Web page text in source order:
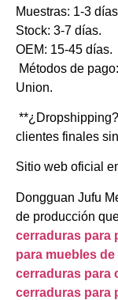
Muestras: 1-3
Stock: 3-7 días.
OEM: 15-45 días.
​Métodos de
Union.
clientes finales
Sitio web oficial
Dongguan Jufu
de producción
cerraduras para
para muebles
cerraduras para
cerraduras para